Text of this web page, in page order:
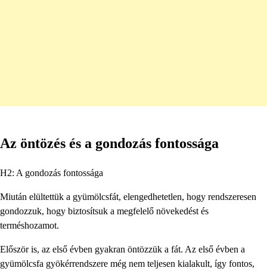
Az öntözés és a gondozás fontossága
H2: A gondozás fontossága
Miután elültettük a gyümölcsfát, elengedhetetlen, hogy rendszeresen
gondozzuk, hogy biztosítsuk a megfelelő növekedést és
terméshozamot.
Először is, az első évben gyakran öntözzük a fát. Az első évben a
gyümölcsfa gyökérrendszere még nem teljesen kialakult, így fontos,